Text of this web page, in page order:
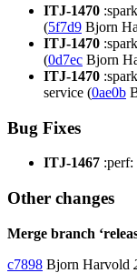
ITJ-1470
(5f7d9 Bjorn
ITJ-1470
(0d7ec Bjorn
ITJ-1470
service (0ae0b
Bug Fixes
ITJ-1467 :perf:
Other changes
Merge branch
c7898 Bjorn Harvold